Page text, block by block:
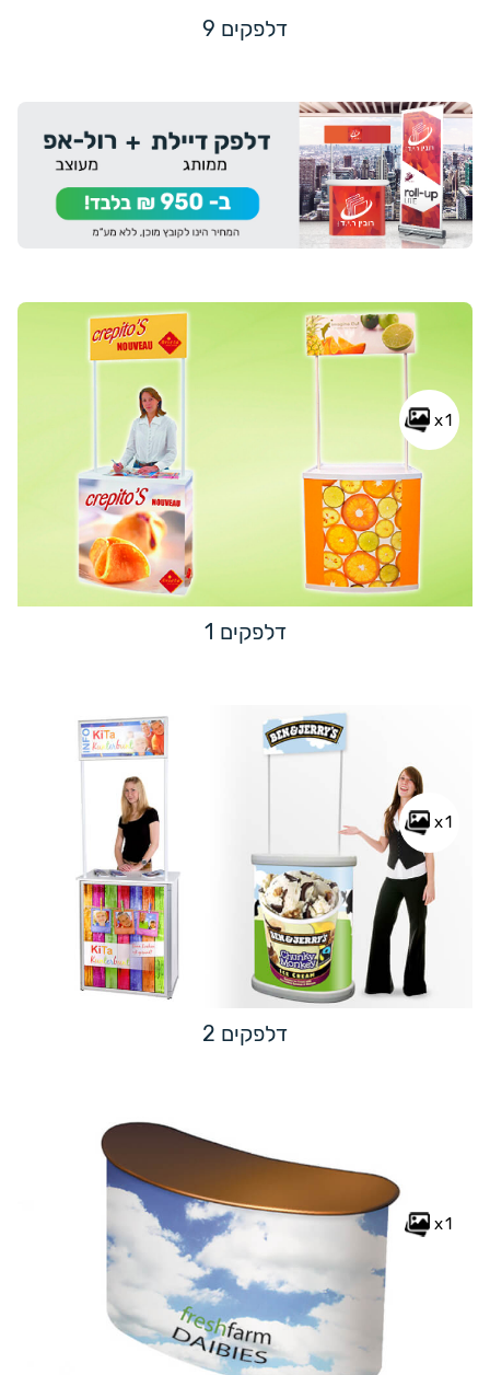
דלפקים 9
x1
דלפקים 1
x1
דלפקים 2
x1